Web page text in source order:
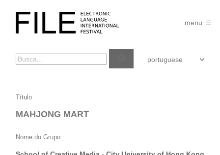
FILE
FESTIVAL
menu
MAHJONG
MART
Título
MAHJONG MART
Nome do Grupo